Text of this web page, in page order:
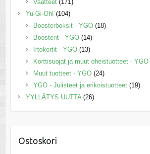
Vaatteet (171)
Yu-Gi-Oh! (104)
Boosterboksit - YGO (18)
Boosterit - YGO (14)
Irtokortit - YGO (13)
Korttisuojat ja muut oheistuotteet - YGO
Muut tuotteet - YGO (24)
YGO - Julisteet ja erikoistuotteet (19)
YYLLÄTYS UUTTA (26)
Ostoskori